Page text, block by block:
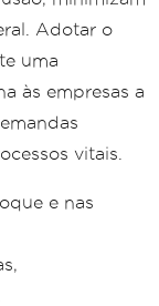
Adotar o
uma
às empresas a
vitais.
e nas